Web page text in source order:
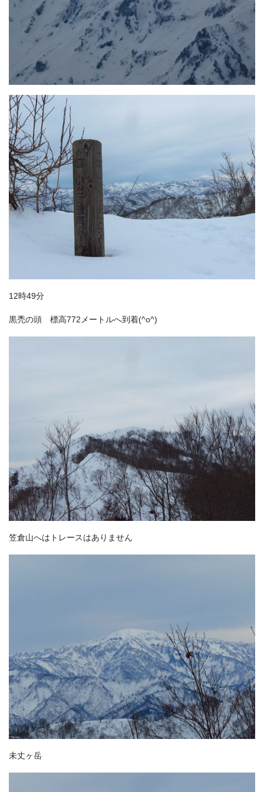
12時49分
黒禿の頭 標高772メートルへ到着(^o^)
笠倉山へはトレースはありません
未丈ヶ岳